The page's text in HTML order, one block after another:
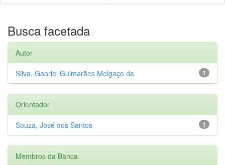
Busca facetada
Autor
1
Silva, Gabriel Guimarães Melgaço da
Orientador
1
Souza, José dos Santos
Membros da Banca